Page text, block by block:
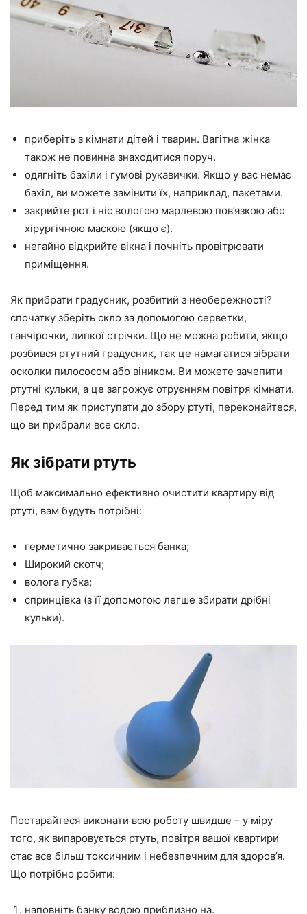
приберіть з кімнати дітей і тварин. Вагітна жінка
також не повинна знаходитися поруч.
одягніть бахіли і гумові рукавички. Якщо у вас немає
бахіл, ви можете замінити їх, наприклад, пакетами.
закрийте рот і ніс вологою марлевою пов’язкою або
хірургічною маскою (якщо є).
негайно відкрийте вікна і почніть провітрювати
приміщення.
Як прибрати градусник, розбитий з необережності?
спочатку зберіть скло за допомогою серветки,
ганчірочки, липкої стрічки. Що не можна робити, якщо
розбився ртутний градусник, так це намагатися зібрати
осколки пилососом або віником. Ви можете зачепити
ртутні кульки, а це загрожує отруєнням повітря кімнати.
Перед тим як приступати до збору ртуті, переконайтеся,
що ви прибрали все скло.
Як зібрати ртуть
Щоб максимально ефективно очистити квартиру від
ртуті, вам будуть потрібні:
герметично закривається банка;
Широкий скотч;
волога губка;
спринцівка (з її допомогою легше збирати дрібні
кульки).
Постарайтеся виконати всю роботу швидше – у міру
того, як випаровується ртуть, повітря вашої квартири
стає все більш токсичним і небезпечним для здоров’я.
Що потрібно робити:
наповніть банку водою приблизно на.